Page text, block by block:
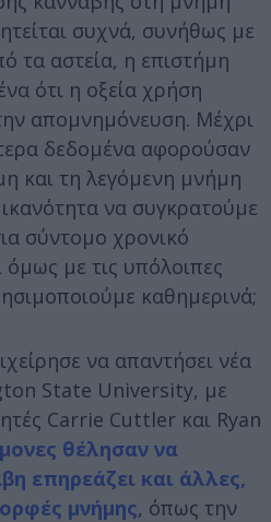
συχνά, συνήθως με
τα αστεία, η επιστήμη
ότι η οξεία χρήση
απομνημόνευση. Μέχρι
δεδομένα αφορούσαν
και τη λεγόμενη μνήμη
να συγκρατούμε
σύντομο χρονικό
όμως με τις υπόλοιπες
καθημερινά;
να απαντήσει νέα
State University, με
Carrie Cuttler και Ryan
θέλησαν να
επηρεάζει και άλλες,
μνήμης, όπως την